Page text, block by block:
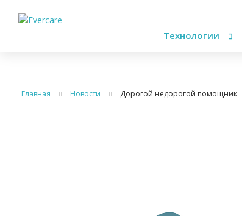
Технологии
Главная Новости Дорогой недорогой помощник